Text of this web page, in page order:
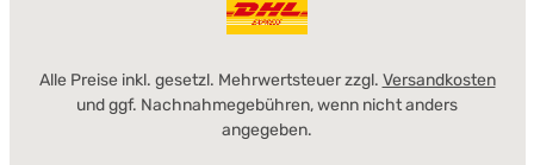
Alle Preise inkl. gesetzl. Mehrwertsteuer zzgl. Versandkosten
und ggf. Nachnahmegebühren, wenn nicht anders
angegeben.